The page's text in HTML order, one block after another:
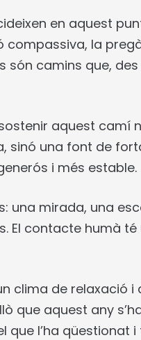
en aquest
compassiva, la
són camins que,
aquest
sinó una font de
i més estable.
una mirada, una
El contacte humà
clima de relaxació
que aquest any
que l’ha